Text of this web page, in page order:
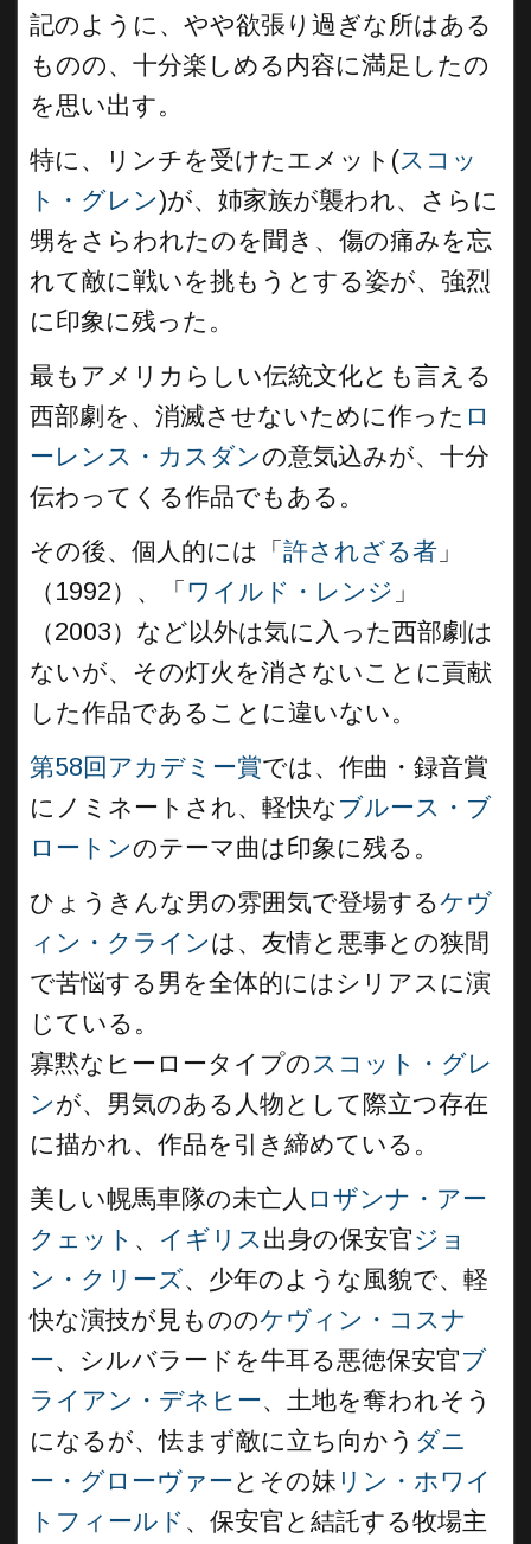
記のように、やや欲張り過ぎな所はある
ものの、十分楽しめる内容に満足したの
を思い出す。
特に、リンチを受けたエメット(スコッ
ト・グレン)が、姉家族が襲われ、さらに
甥をさらわれたのを聞き、傷の痛みを忘
れて敵に戦いを挑もうとする姿が、強烈
に印象に残った。
最もアメリカらしい伝統文化とも言える
西部劇を、消滅させないために作った ロ
ーレンス・カスダンの意気込みが、十分
伝わってくる作品でもある。
その後、個人的には「 許されざる者 」
（1992）、「 ワイルド・レンジ 」
（2003）など以外は気に入った西部劇は
ないが、その灯火を消さないことに貢献
した作品であることに違いない。
第58回アカデミー賞では、作曲・録音賞
にノミネートされ、軽快なブルース・ブ
ロートンのテーマ曲は印象に残る。
ひょうきんな男の雰囲気で登場するケヴ
ィン・クラインは、友情と悪事との狭間
で苦悩する男を全体的にはシリアスに演
じている。
寡黙なヒーロータイプの スコット・グレ
ンが、男気のある人物として際立つ存在
に描かれ、作品を引き締めている。
美しい幌馬車隊の未亡人 ロザンナ・アー
クェット 、 イギリス 出身の保安官ジョ
ン・クリーズ、少年のような風貌で、軽
快な演技が見もののケヴィン・コスナ
ー、シルバラードを牛耳る悪徳保安官ブ
ライアン・デネヒー、土地を奪われそう
になるが、怯まず敵に立ち向かう ダニ
ー・グローヴァーとその妹 リン・ホワイ
トフィールド 、保安官と結託する牧場主